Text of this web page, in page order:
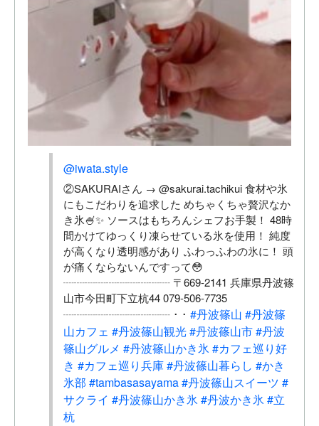
@iwata.style
②SAKURAIさん → @sakurai.tachikui 食材や氷
にもこだわりを追求した めちゃくちゃ贅沢なか
き氷🍧✨ ソースはもちろんシェフお手製！ 48時
間かけてゆっくり凍らせている氷を使用！ 純度
が高くなり透明感があり ふわっふわの氷に！ 頭
が痛くならないんですって😳
┈┈┈┈┈┈┈┈┈┈ 〒669-2141 兵庫県丹波篠
山市今田町下立杭44 079-506-7735
┈┈┈┈┈┈┈┈┈┈ ･ ･ #丹波篠山 #丹波篠
山カフェ #丹波篠山観光#丹波篠山市#丹波
篠山グルメ #丹波篠山かき氷 #カフェ巡り好
き #カフェ巡り兵庫#丹波篠山暮らし #かき
氷部 #tambasasayama#丹波篠山スイーツ #
サクライ #丹波篠山かき氷 #丹波かき氷 #立
杭